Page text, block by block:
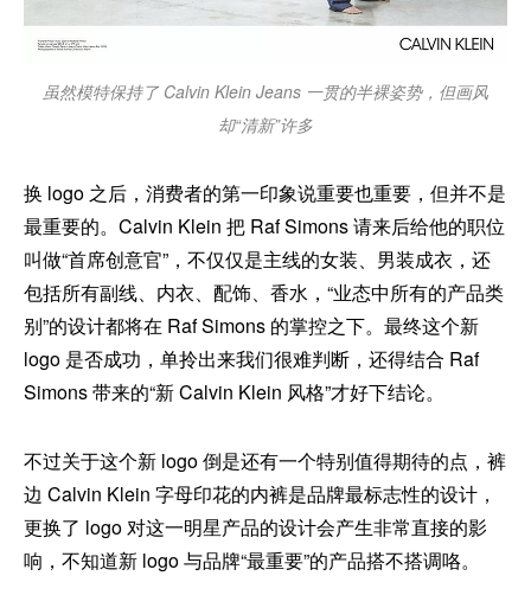
虽然模特保持了 Calvin Klein Jeans 一贯的半裸姿势，但画风
却“清新”许多
换 logo 之后，消费者的第一印象说重要也重要，但并不是
最重要的。Calvin Klein 把 Raf Simons 请来后给他的职位
叫做“首席创意官”，不仅仅是主线的女装、男装成衣，还
包括所有副线、内衣、配饰、香水，“业态中所有的产品类
别”的设计都将在 Raf Simons 的掌控之下。最终这个新
logo 是否成功，单拎出来我们很难判断，还得结合 Raf
Simons 带来的“新 Calvin Klein 风格”才好下结论。
不过关于这个新 logo 倒是还有一个特别值得期待的点，裤
边 Calvin Klein 字母印花的内裤是品牌最标志性的设计，
更换了 logo 对这一明星产品的设计会产生非常直接的影
响，不知道新 logo 与品牌“最重要”的产品搭不搭调咯。